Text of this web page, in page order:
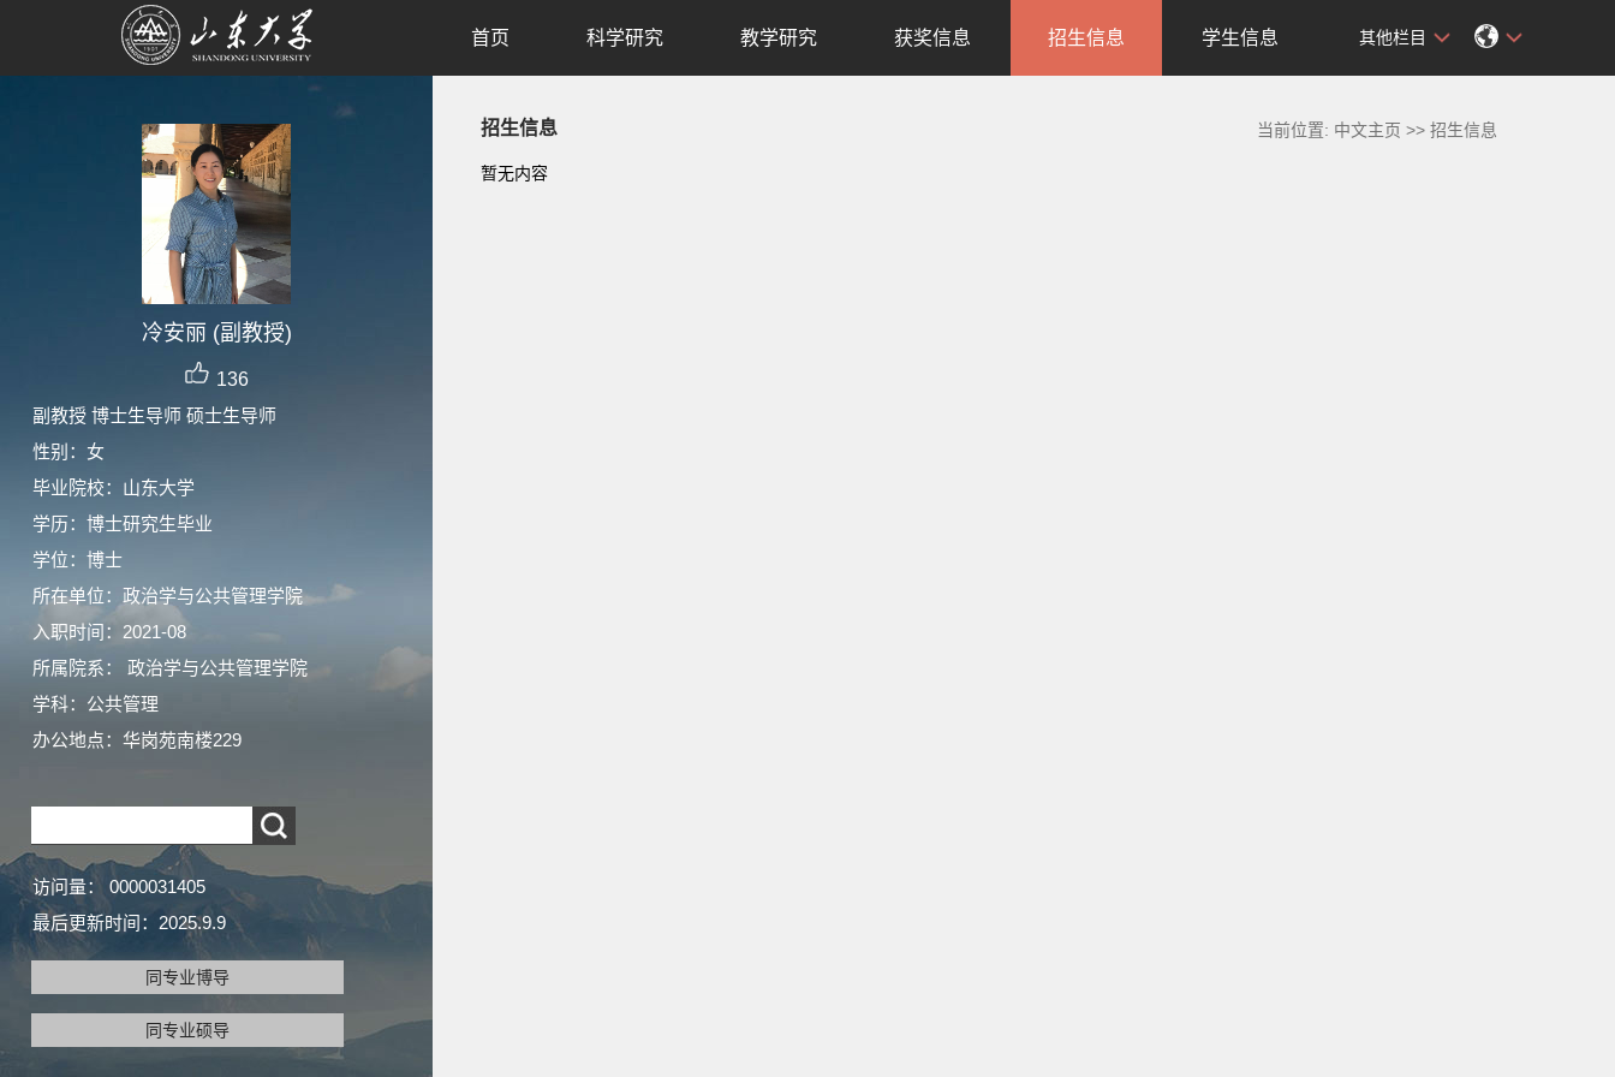
冷安丽 (副教授)
136
副教授 博士生导师 硕士生导师
性别：女
毕业院校：山东大学
学历：博士研究生毕业
学位：博士
所在单位：政治学与公共管理学院
入职时间：2021-08
所属院系： 政治学与公共管理学院
学科：公共管理
办公地点：华岗苑南楼229
访问量： 0000031405
最后更新时间： 2025.9.9
同专业博导
同专业硕导
首页 科学研究 教学研究 获奖信息 招生信息 学生信息 其他栏目
招生信息 当前位置: 中文主页 >>招生信息
暂无内容